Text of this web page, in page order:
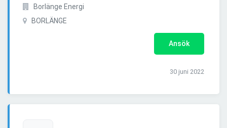
Borlänge Energi
BORLÄNGE
Ansök
30 juni 2022